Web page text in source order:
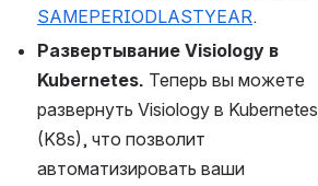
SAMEPERIODLASTYEAR.
Развертывание Visiology в
Kubernetes. Теперь вы можете
развернуть Visiology в Kubernetes
(K8s), что позволит
автоматизировать ваши